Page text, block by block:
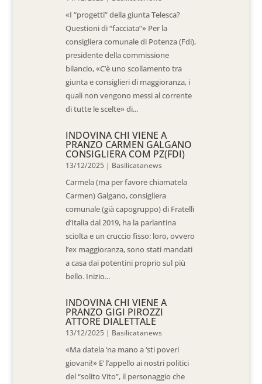
«I “progetti” della giunta Telesca?
Questioni di “facciata”» Per la
consigliera comunale di Potenza (Fdi),
presidente della commissione
bilancio, «C’è uno scollamento tra
giunta e consiglieri di maggioranza, i
quali non vengono messi al corrente
di tutte le scelte» di...
INDOVINA CHI VIENE A
PRANZO CARMEN GALGANO
CONSIGLIERA COM PZ(FDI)
13/12/2025 | Basilicatanews
Carmela (ma per favore chiamatela
Carmen) Galgano, consigliera
comunale (già capogruppo) di Fratelli
d’Italia dal 2019, ha la parlantina
sciolta e un cruccio fisso: loro, ovvero
l’ex maggioranza, sono stati mandati
a casa dai potentini proprio sul più
bello. Inizio...
INDOVINA CHI VIENE A
PRANZO GIGI PIROZZI
ATTORE DIALETTALE
13/12/2025 | Basilicatanews
«Ma datela ‘na mano a ‘sti poveri
giovani!» E’ l’appello ai nostri politici
del “solito Vito”, il personaggio che